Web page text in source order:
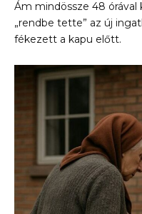
Ám mindössze 48 órával
„rendbe tette” az új
fékezett a kapu előtt.